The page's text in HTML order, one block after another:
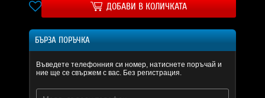
ДОБАВИ В КОЛИЧКАТА
БЪРЗА ПОРЪЧКА
Въведете телефонния си номер, натиснете поръчай и
ние ще се свържем с вас. Без регистрация.